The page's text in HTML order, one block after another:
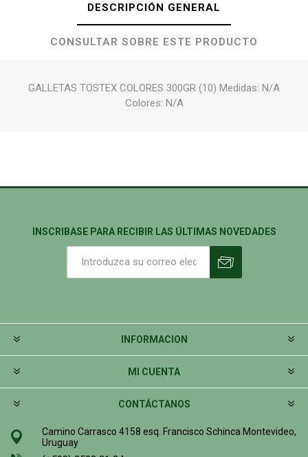
DESCRIPCIÓN GENERAL
CONSULTAR SOBRE ESTE PRODUCTO
GALLETAS TOSTEX COLORES 300GR (10) Medidas: N/A
Colores: N/A
INSCRIBASE PARA RECIBIR LAS ÚLTIMAS NOVEDADES
INFORMACION
MI CUENTA
CONTÁCTANOS
Camino Carrasco 4158 esq. Francisco Schinca Montevideo,
Uruguay